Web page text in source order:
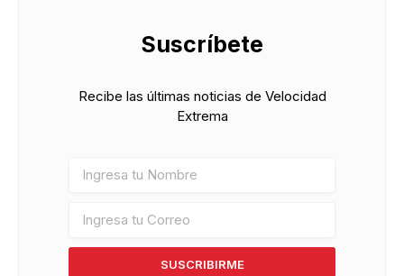
Suscríbete
Recibe las últimas noticias de Velocidad
Extrema
SUSCRIBIRME